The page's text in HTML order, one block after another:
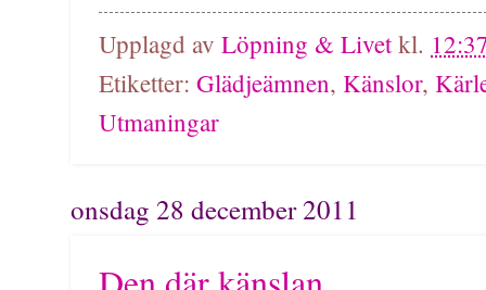
Upplagd av Löpning & Livet kl.
Etiketter: Glädjeämnen, Känslor,
Utmaningar
onsdag 28 december 2011